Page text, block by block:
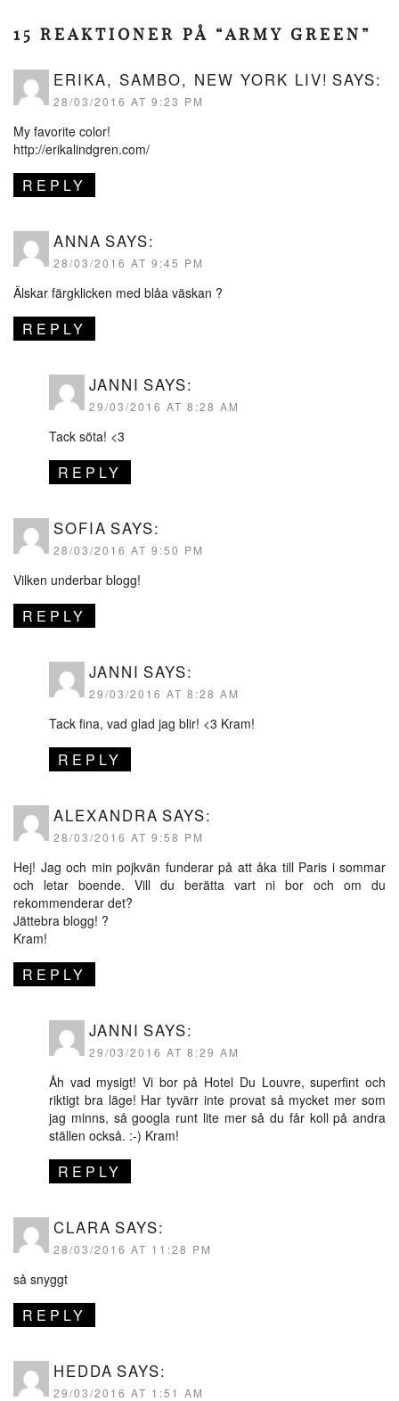
15 REAKTIONER PÅ “ARMY GREEN”
ERIKA, SAMBO, NEW YORK LIV! SAYS:
28/03/2016 AT 9:23 PM
My favorite color!
http://erikalindgren.com/
REPLY
ANNA SAYS:
28/03/2016 AT 9:45 PM
Älskar färgklicken med blåa väskan ?
REPLY
JANNI SAYS:
29/03/2016 AT 8:28 AM
Tack söta! <3
REPLY
SOFIA SAYS:
28/03/2016 AT 9:50 PM
Vilken underbar blogg!
REPLY
JANNI SAYS:
29/03/2016 AT 8:28 AM
Tack fina, vad glad jag blir! <3 Kram!
REPLY
ALEXANDRA SAYS:
28/03/2016 AT 9:58 PM
Hej! Jag och min pojkvän funderar på att åka till Paris i sommar
och letar boende. Vill du berätta vart ni bor och om du
rekommenderar det?
Jättebra blogg! ?
Kram!
REPLY
JANNI SAYS:
29/03/2016 AT 8:29 AM
Åh vad mysigt! Vi bor på Hotel Du Louvre, superfint och
riktigt bra läge! Har tyvärr inte provat så mycket mer som
jag minns, så googla runt lite mer så du får koll på andra
ställen också. :-) Kram!
REPLY
CLARA SAYS:
28/03/2016 AT 11:28 PM
så snyggt
REPLY
HEDDA SAYS:
29/03/2016 AT 1:51 AM